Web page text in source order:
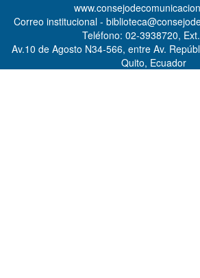
Correo institucional -
Teléfono: 02-3938720,
Av.10 de Agosto N34-566, entre Av.
Quito, Ecuador